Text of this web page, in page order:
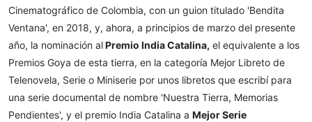
Cinematográfico de Colombia, con un guion titulado 'Bendita
Ventana', en 2018, y, ahora, a principios de marzo del presente
año, la nominación alPremio India Catalina, el equivalente a los
Premios Goya de esta tierra, en la categoría Mejor Libreto de
Telenovela, Serie o Miniserie por unos libretos que escribí para
una serie documental de nombre 'Nuestra Tierra, Memorias
Pendientes', y el premio India Catalina a Mejor Serie